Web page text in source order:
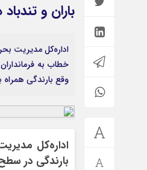
باران و
اداره‌کل مدیریت
خطاب به
وقع بارندگی
اداره‌کل
بارندگی در